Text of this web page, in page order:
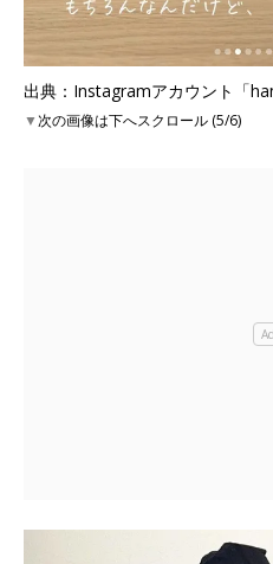
出典：Instagramアカウント「
▼次の画像は下へスクロール (5/6)